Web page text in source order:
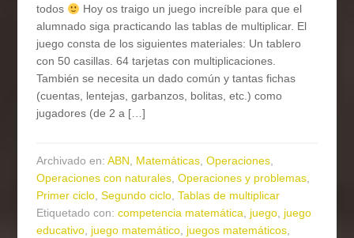
todos
Hoy os traigo un juego increíble para que el
alumnado siga practicando las tablas de multiplicar. El
juego consta de los siguientes materiales: Un tablero
con 50 casillas. 64 tarjetas con multiplicaciones.
También se necesita un dado común y tantas fichas
(cuentas, lentejas, garbanzos, bolitas, etc.) como
jugadores (de 2 a […]
Archivado en:ABN, Matemáticas,Operaciones,
Operaciones con naturales,Operaciones y problemas,
Primer ciclo,Segundo ciclo,Tablas de multiplicar
Etiquetado con:competencia matemática, juego, juego
educativo, juego matemático, juegos matemáticos,